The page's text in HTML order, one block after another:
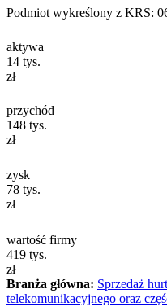
Podmiot wykreślony z KRS:
aktywa
14 tys.
zł
przychód
148 tys.
zł
zysk
78 tys.
zł
wartość firmy
419 tys.
zł
Branża główna: Sprzedaż
telekomunikacyjnego oraz